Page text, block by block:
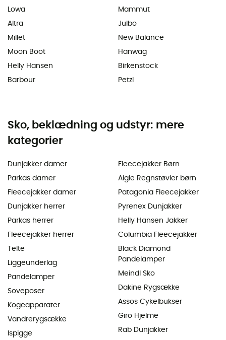
Lowa
Altra
Millet
Moon Boot
Helly Hansen
Barbour
Mammut
Julbo
New Balance
Hanwag
Birkenstock
Petzl
Sko, beklædning og udstyr: mere
kategorier
Dunjakker damer
Parkas damer
Fleecejakker damer
Dunjakker herrer
Parkas herrer
Fleecejakker herrer
Telte
Liggeunderlag
Pandelamper
Soveposer
Kogeapparater
Vandrerygsække
Ispigge
Fleecejakker Børn
Aigle Regnstøvler børn
Patagonia Fleecejakker
Pyrenex Dunjakker
Helly Hansen Jakker
Columbia Fleecejakker
Black Diamond
Pandelamper
Meindl Sko
Dakine Rygsække
Assos Cykelbukser
Giro Hjelme
Rab Dunjakker